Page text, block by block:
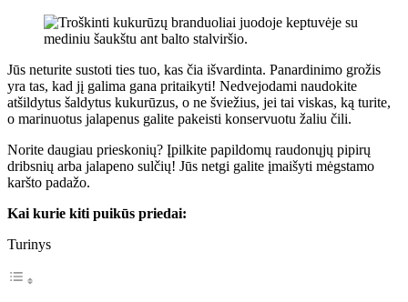
Jūs neturite sustoti ties tuo, kas čia išvardinta. Panardinimo grožis
yra tas, kad jį galima gana pritaikyti! Nedvejodami naudokite
atšildytus šaldytus kukurūzus, o ne šviežius, jei tai viskas, ką turite,
o marinuotus jalapenus galite pakeisti konservuotu žaliu čili.
Norite daugiau prieskonių? Įpilkite papildomų raudonųjų pipirų
dribsnių arba jalapeno sulčių! Jūs netgi galite įmaišyti mėgstamo
karšto padažo.
Kai kurie kiti puikūs priedai:
Turinys